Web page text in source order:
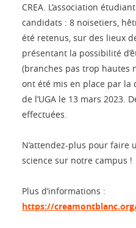
CREA. L’association
candidats : 8 noisetiers,
été retenus, sur des lieux
présentant la possibilité
(branches pas trop hautes
ont été mis en place par la
de l’UGA le 13 mars 2023.
effectuées.
N’attendez-plus pour faire
science sur notre campus !
Plus d’informations :
https://